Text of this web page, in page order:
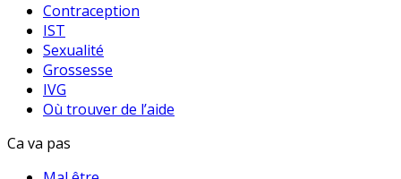
Contraception
IST
Sexualité
Grossesse
IVG
Où trouver de l’aide
Ca va pas